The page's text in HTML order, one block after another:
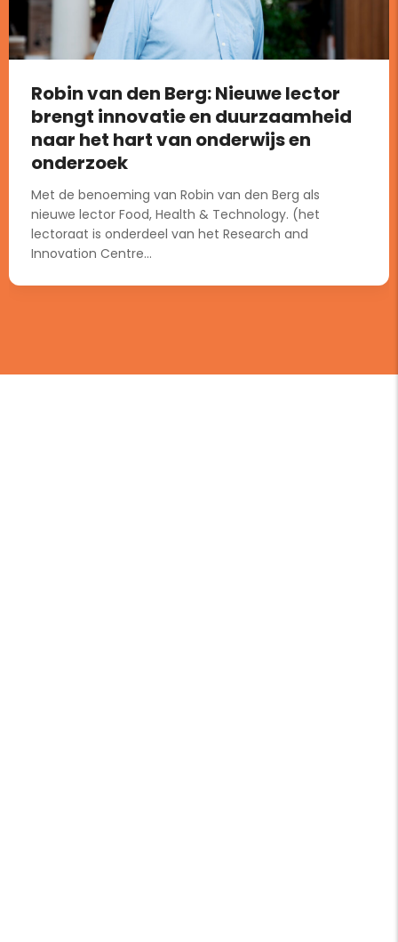
Robin van den Berg: Nieuwe lector
brengt innovatie en duurzaamheid
naar het hart van onderwijs en
onderzoek
Met de benoeming van Robin van den Berg als
nieuwe lector Food, Health & Technology. (het
lectoraat is onderdeel van het Research and
Innovation Centre...